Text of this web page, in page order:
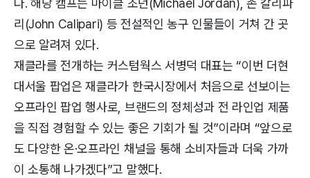
다. 해당 캠프는 마이클 조던(Michael Jordan), 존 칼리파
리(John Calipari) 등 전설적인 농구 인물들이 거쳐 간 곳
으로 알려져 있다.
재클라를 전개하는 커스텀웍스 서병덕 대표는 “이번 더현
대서울 팝업은 재클라가 한국시장에서 처음으로 선보이는
오프라인 팝업 행사로, 브랜드의 정체성과 전 라인업 제품
을 직접 경험할 수 있는 좋은 기회가 될 것”이라며 “앞으로
도 다양한 온·오프라인 채널을 통해 소비자들과 더욱 가까
이 소통해 나가겠다”고 말했다.